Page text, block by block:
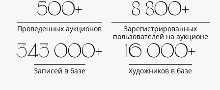
500+
Проведенных аукционов
8 800+
Зарегистрированных
пользователей на аукционе
343 000+
Записей в базе
16 000+
Художников в базе